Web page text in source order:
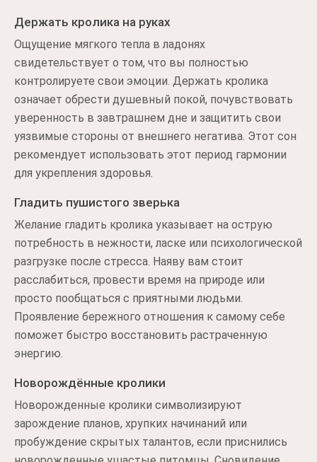
Держать кролика на руках
Ощущение мягкого тепла в ладонях
свидетельствует о том, что вы полностью
контролируете свои эмоции. Держать кролика
означает обрести душевный покой, почувствовать
уверенность в завтрашнем дне и защитить свои
уязвимые стороны от внешнего негатива. Этот сон
рекомендует использовать этот период гармонии
для укрепления здоровья.
Гладить пушистого зверька
Желание гладить кролика указывает на острую
потребность в нежности, ласке или психологической
разгрузке после стресса. Наяву вам стоит
расслабиться, провести время на природе или
просто пообщаться с приятными людьми.
Проявление бережного отношения к самому себе
поможет быстро восстановить растраченную
энергию.
Новорождённые кролики
Новорожденные кролики символизируют
зарождение планов, хрупких начинаний или
пробуждение скрытых талантов, если приснились